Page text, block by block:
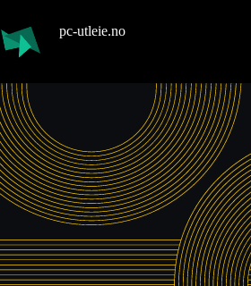
pc-utleie.no